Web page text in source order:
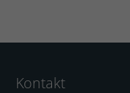
Kontakt